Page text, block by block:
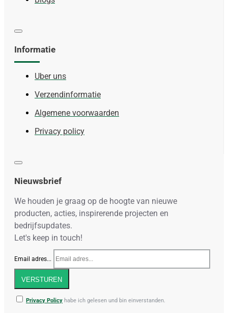
Informatie
Uber uns
Verzendinformatie
Algemene voorwaarden
Privacy policy
Nieuwsbrief
We houden je graag op de hoogte van nieuwe
producten, acties, inspirerende projecten en
bedrijfsupdates.
Let's keep in touch!
Email adres...
VERSTUREN
Privacy Policy habe ich gelesen und bin einverstanden.